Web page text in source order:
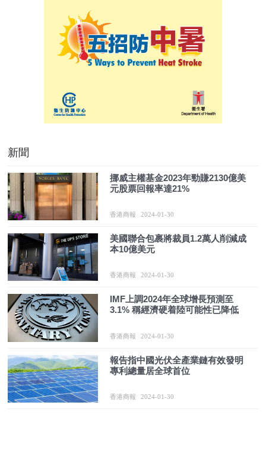
新聞
挪威主權基金2023年勁賺2130億美
元股票回報率達21%
香港商報 2024-01-30
美國聯合包裹將裁員1.2萬人削減成
本10億美元
香港商報 2024-01-30
IMF上調2024年全球增長預測至
3.1% 稱經濟硬着陸可能性已降低
香港商報 2024-01-30
報告指中國光伏全產業鏈有效發明
專利總量居全球首位
香港商報 2024-01-30